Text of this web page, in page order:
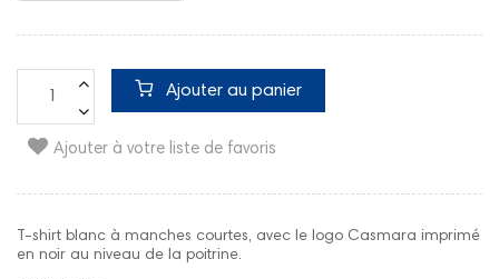
Ajouter au panier
Ajouter à votre liste de favoris
T-shirt blanc à manches courtes, avec le logo Casmara imprimé
en noir au niveau de la poitrine.